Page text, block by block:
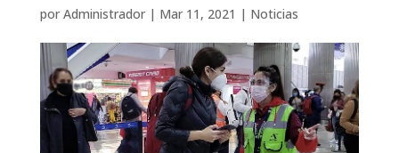
por Administrador| Mar 11, 2021 | Noticias